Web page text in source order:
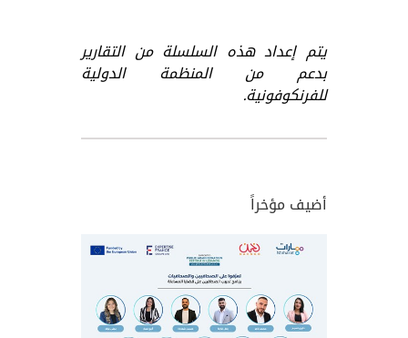
يتم إعداد هذه السلسلة من التقارير
بدعم من المنظمة الدولية
للفرنكوفونية.
أضيف مؤخراً